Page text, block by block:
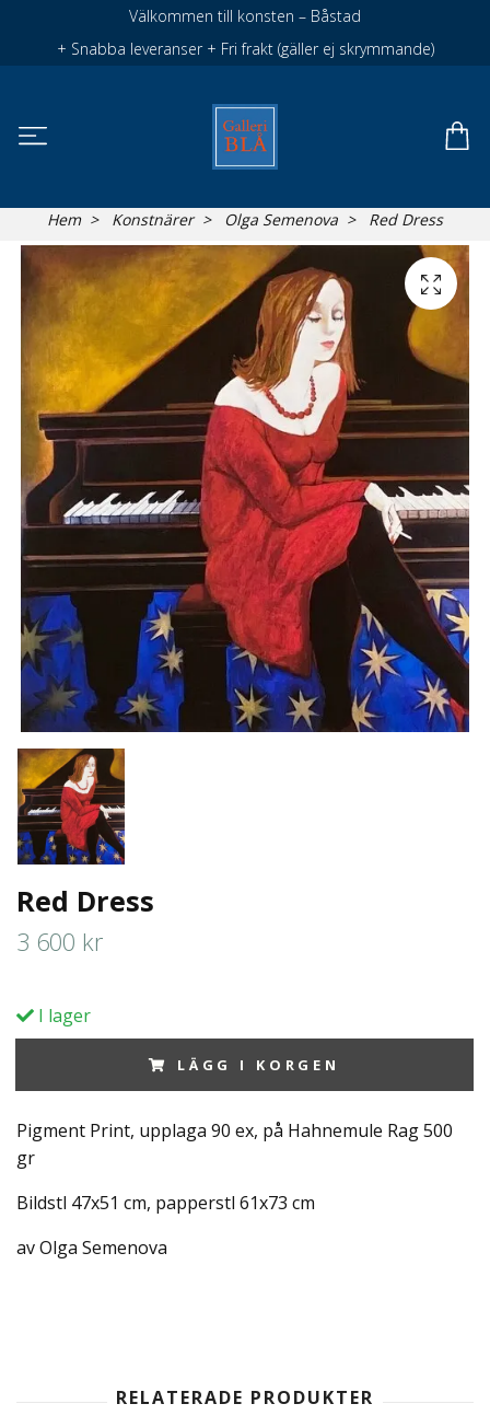
Välkommen till konsten – Båstad
+ Snabba leveranser + Fri frakt (gäller ej skrymmande)
Hem Konstnärer Olga Semenova Red Dress
Red Dress
3 600 kr
I lager
LÄGG I KORGEN
Pigment Print, upplaga 90 ex, på Hahnemule Rag 500
gr
Bildstl 47x51 cm, papperstl 61x73 cm
av Olga Semenova